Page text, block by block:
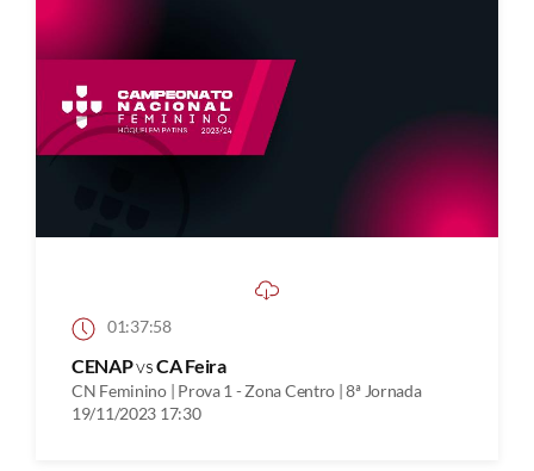
01:37:58
CENAPvsCA Feira
CN Feminino | Prova 1 - Zona Centro | 8ª Jornada
19/11/2023 17:30